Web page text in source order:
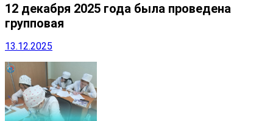
12 декабря 2025 года была проведена
групповая
13.12.2025